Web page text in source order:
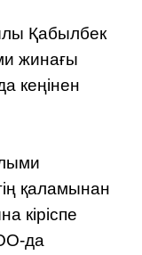
Қабылбек
жинағы
кеңінен
қаламынан
кіріспе
да